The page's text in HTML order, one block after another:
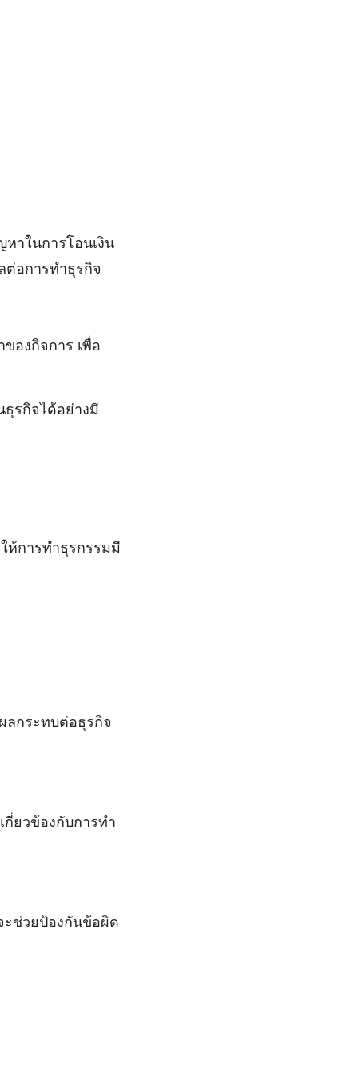
าในการโอนเงิน
ต่อการทำธุรกิจ
องกิจการ เพื่อ
รกิจได้อย่างมี
ห้การทำธุรกรรมมี
ลกระทบต่อธุรกิจ
ยวข้องกับการทำ
ะช่วยป้องกันข้อผิด